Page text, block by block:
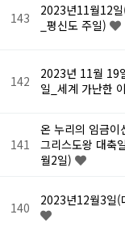
143
2023년11월12
_평신도 주일)
142
2023년 11월 19
일_세계 가난한
141
온 누리의 임금이
그리스도왕 대축
월2일)
140
2023년12월3일(